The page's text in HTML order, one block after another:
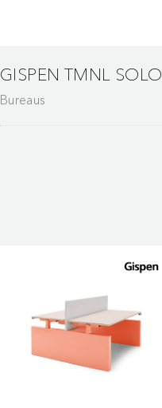
GISPEN TMNL SOLO
Bureaus